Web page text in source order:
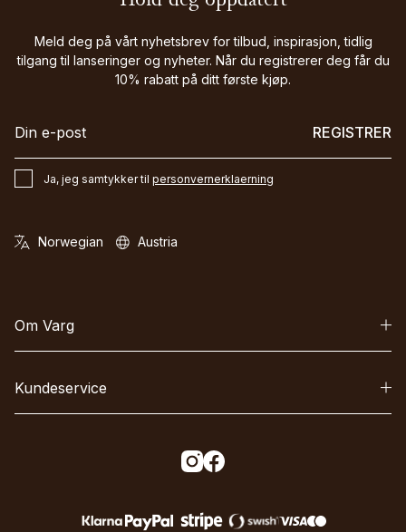
Meld deg på vårt nyhetsbrev for tilbud, inspirasjon, tidlig
tilgang til lanseringer og nyheter. Når du registrerer deg får du
10% rabatt på ditt første kjøp.
REGISTRER
Ja, jeg samtykker til personvernerklaerning
Om Varg
Kundeservice